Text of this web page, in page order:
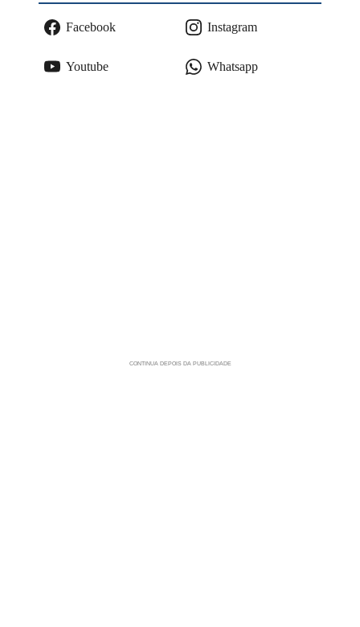
Facebook Instagram
Youtube Whatsapp